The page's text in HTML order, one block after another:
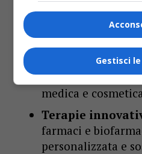
Active &
alla fragilità.
Mantenimento
supporto alla
integratori
medica e
Terapie
farmaci e
personalizzata e
Gestisci